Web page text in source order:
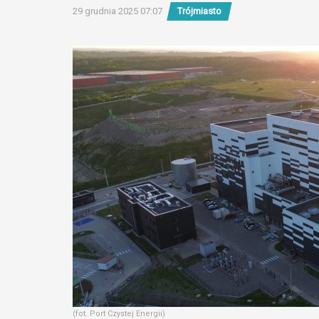
29 grudnia 2025 07:07 Trójmiasto
(fot. Port Czystej Energii)